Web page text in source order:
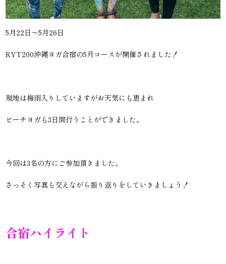
5月22日〜5月26日
RYT200沖縄ヨガ合宿の5月コースが開催されました！
現地は梅雨入りしていますがお天気にも恵まれ
ビーチヨガも3日間行うことができました。
今回は3名の方にご参加頂きました。
さっそく写真も交えながら振り返りをしていきましょう！
合宿ハイライト